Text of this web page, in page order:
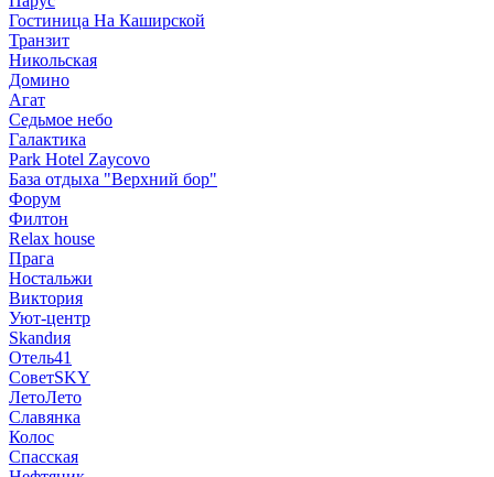
Гостиница На Каширской
Транзит
Никольская
Домино
Агат
Седьмое небо
Галактика
Park Hotel Zaycovo
База отдыха "Верхний бор"
Форум
Филтон
Relax house
Прага
Ностальжи
Виктория
Уют-центр
Skandия
Отель41
СоветSKY
ЛетоЛето
Славянка
Колос
Спасская